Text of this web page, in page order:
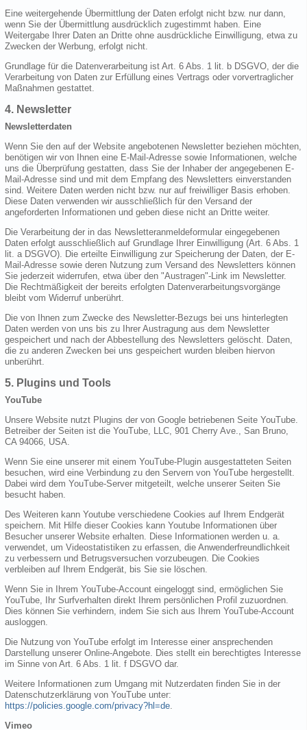
Eine weitergehende Übermittlung der Daten erfolgt nicht bzw. nur dann,
wenn Sie der Übermittlung ausdrücklich zugestimmt haben. Eine
Weitergabe Ihrer Daten an Dritte ohne ausdrückliche Einwilligung, etwa zu
Zwecken der Werbung, erfolgt nicht.
Grundlage für die Datenverarbeitung ist Art. 6 Abs. 1 lit. b DSGVO, der die
Verarbeitung von Daten zur Erfüllung eines Vertrags oder vorvertraglicher
Maßnahmen gestattet.
4. Newsletter
Newsletterdaten
Wenn Sie den auf der Website angebotenen Newsletter beziehen möchten,
benötigen wir von Ihnen eine E-Mail-Adresse sowie Informationen, welche
uns die Überprüfung gestatten, dass Sie der Inhaber der angegebenen E-
Mail-Adresse sind und mit dem Empfang des Newsletters einverstanden
sind. Weitere Daten werden nicht bzw. nur auf freiwilliger Basis erhoben.
Diese Daten verwenden wir ausschließlich für den Versand der
angeforderten Informationen und geben diese nicht an Dritte weiter.
Die Verarbeitung der in das Newsletteranmeldeformular eingegebenen
Daten erfolgt ausschließlich auf Grundlage Ihrer Einwilligung (Art. 6 Abs. 1
lit. a DSGVO). Die erteilte Einwilligung zur Speicherung der Daten, der E-
Mail-Adresse sowie deren Nutzung zum Versand des Newsletters können
Sie jederzeit widerrufen, etwa über den "Austragen"-Link im Newsletter.
Die Rechtmäßigkeit der bereits erfolgten Datenverarbeitungsvorgänge
bleibt vom Widerruf unberührt.
Die von Ihnen zum Zwecke des Newsletter-Bezugs bei uns hinterlegten
Daten werden von uns bis zu Ihrer Austragung aus dem Newsletter
gespeichert und nach der Abbestellung des Newsletters gelöscht. Daten,
die zu anderen Zwecken bei uns gespeichert wurden bleiben hiervon
unberührt.
5. Plugins und Tools
YouTube
Unsere Website nutzt Plugins der von Google betriebenen Seite YouTube.
Betreiber der Seiten ist die YouTube, LLC, 901 Cherry Ave., San Bruno,
CA 94066, USA.
Wenn Sie eine unserer mit einem YouTube-Plugin ausgestatteten Seiten
besuchen, wird eine Verbindung zu den Servern von YouTube hergestellt.
Dabei wird dem YouTube-Server mitgeteilt, welche unserer Seiten Sie
besucht haben.
Des Weiteren kann Youtube verschiedene Cookies auf Ihrem Endgerät
speichern. Mit Hilfe dieser Cookies kann Youtube Informationen über
Besucher unserer Website erhalten. Diese Informationen werden u. a.
verwendet, um Videostatistiken zu erfassen, die Anwenderfreundlichkeit
zu verbessern und Betrugsversuchen vorzubeugen. Die Cookies
verbleiben auf Ihrem Endgerät, bis Sie sie löschen.
Wenn Sie in Ihrem YouTube-Account eingeloggt sind, ermöglichen Sie
YouTube, Ihr Surfverhalten direkt Ihrem persönlichen Profil zuzuordnen.
Dies können Sie verhindern, indem Sie sich aus Ihrem YouTube-Account
ausloggen.
Die Nutzung von YouTube erfolgt im Interesse einer ansprechenden
Darstellung unserer Online-Angebote. Dies stellt ein berechtigtes Interesse
im Sinne von Art. 6 Abs. 1 lit. f DSGVO dar.
Weitere Informationen zum Umgang mit Nutzerdaten finden Sie in der
Datenschutzerklärung von YouTube unter:
https://policies.google.com/privacy?hl=de
Vimeo